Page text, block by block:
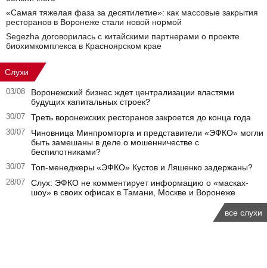
«Самая тяжелая фаза за десятилетие»: как массовые закрытия
ресторанов в Воронеже стали новой нормой
Segezha договорилась с китайскими партнерами о проекте
биохимкомплекса в Красноярском крае
Слухи
03/08
Воронежский бизнес ждет централизации властями
будущих капитальных строек?
30/07 Треть воронежских ресторанов закроется до конца года
30/07
Чиновница Минпромторга и представители «ЭФКО» могли
быть замешаны в деле о мошенничестве с
беспилотниками?
30/07 Топ-менеджеры «ЭФКО» Кустов и Ляшенко задержаны?
28/07
Слух: ЭФКО не комментирует информацию о «масках-
шоу» в своих офисах в Тамани, Москве и Воронеже
все слухи